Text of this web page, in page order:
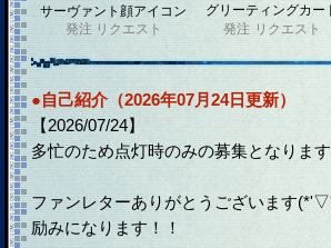
サーヴァント顔アイコン
発注 リクエスト
グリーティングカー
発注 リクエスト
●自己紹介（2026年07月24日更新）
【2026/07/24】
多忙のため点灯時のみの募集となります
ファンレターありがとうございます
励みになります！！